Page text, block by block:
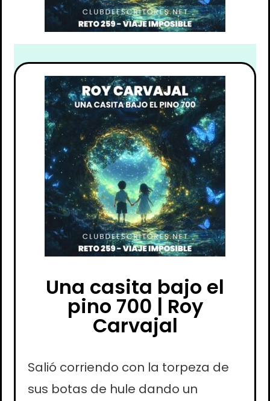
Una casita bajo el
pino 700 | Roy
Carvajal
Salió corriendo con la torpeza de
sus botas de hule dando un